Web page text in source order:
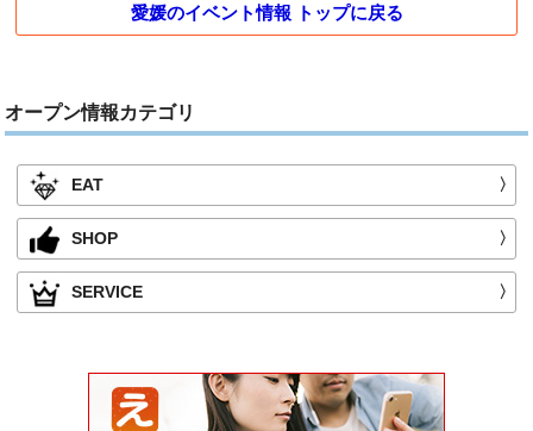
愛媛のイベント情報 トップに戻る
オープン情報カテゴリ
EAT 〉
SHOP 〉
SERVICE 〉